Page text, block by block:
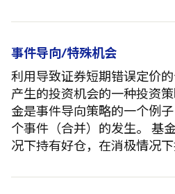
事件导向/特殊机会
利用导致证券短期错误定价
产生的投资机会的一种投资
金是事件导向策略的一个例
个事件（合并）的发生。 基
况下持有好仓，在消极情况下